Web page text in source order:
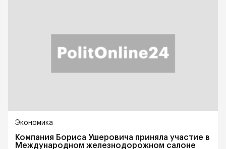
Экономика
Компания Бориса Ушеровича приняла участие в
Международном железнодорожном салоне